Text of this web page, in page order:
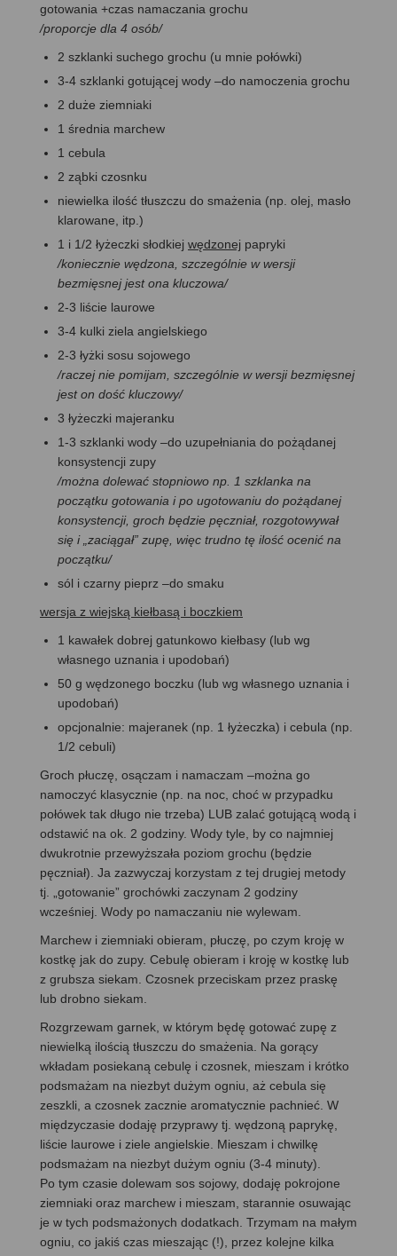
gotowania +czas namaczania grochu
/proporcje dla 4 osób/
2 szklanki suchego grochu (u mnie połówki)
3-4 szklanki gotującej wody –do namoczenia grochu
2 duże ziemniaki
1 średnia marchew
1 cebula
2 ząbki czosnku
niewielka ilość tłuszczu do smażenia (np. olej, masło
klarowane, itp.)
1 i 1/2 łyżeczki słodkiej wędzonej papryki
/koniecznie wędzona, szczególnie w wersji
bezmięsnej jest ona kluczowa/
2-3 liście laurowe
3-4 kulki ziela angielskiego
2-3 łyżki sosu sojowego
/raczej nie pomijam, szczególnie w wersji bezmięsnej
jest on dość kluczowy/
3 łyżeczki majeranku
1-3 szklanki wody –do uzupełniania do pożądanej
konsystencji zupy
/można dolewać stopniowo np. 1 szklanka na
początku gotowania i po ugotowaniu do pożądanej
konsystencji, groch będzie pęczniał, rozgotowywał
się i „zaciągał” zupę, więc trudno tę ilość ocenić na
początku/
sól i czarny pieprz –do smaku
wersja z wiejską kiełbasą i boczkiem
1 kawałek dobrej gatunkowo kiełbasy (lub wg
własnego uznania i upodobań)
50 g wędzonego boczku (lub wg własnego uznania i
upodobań)
opcjonalnie: majeranek (np. 1 łyżeczka) i cebula (np.
1/2 cebuli)
Groch płuczę, osączam i namaczam –można go
namoczyć klasycznie (np. na noc, choć w przypadku
połówek tak długo nie trzeba) LUB zalać gotującą wodą i
odstawić na ok. 2 godziny. Wody tyle, by co najmniej
dwukrotnie przewyższała poziom grochu (będzie
pęczniał). Ja zazwyczaj korzystam z tej drugiej metody
tj. „gotowanie” grochówki zaczynam 2 godziny
wcześniej. Wody po namaczaniu nie wylewam.
Marchew i ziemniaki obieram, płuczę, po czym kroję w
kostkę jak do zupy. Cebulę obieram i kroję w kostkę lub
z grubsza siekam. Czosnek przeciskam przez praskę
lub drobno siekam.
Rozgrzewam garnek, w którym będę gotować zupę z
niewielką ilością tłuszczu do smażenia. Na gorący
wkładam posiekaną cebulę i czosnek, mieszam i krótko
podsmażam na niezbyt dużym ogniu, aż cebula się
zeszkli, a czosnek zacznie aromatycznie pachnieć. W
międzyczasie dodaję przyprawy tj. wędzoną paprykę,
liście laurowe i ziele angielskie. Mieszam i chwilkę
podsmażam na niezbyt dużym ogniu (3-4 minuty).
Po tym czasie dolewam sos sojowy, dodaję pokrojone
ziemniaki oraz marchew i mieszam, starannie osuwając
je w tych podsmażonych dodatkach. Trzymam na małym
ogniu, co jakiś czas mieszając (!), przez kolejne kilka